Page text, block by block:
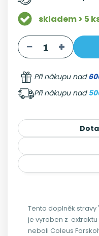
skladem > 5
Při nákupu nad
Při nákupu nad
Tento doplněk stravy
je vyroben z
neboli Coleus